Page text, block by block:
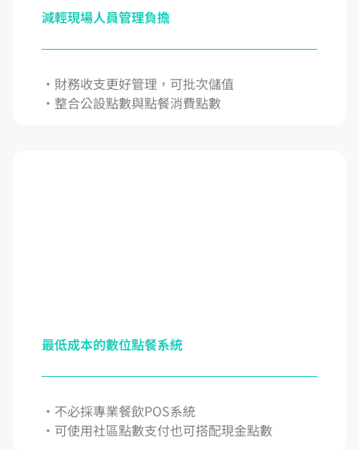
減輕現場人員管理負擔
‧財務收支更好管理，可批次儲值
‧整合公設點數與點餐消費點數
最低成本的數位點餐系統
‧不必採專業餐飲POS系統
‧可使用社區點數支付也可搭配現金點數